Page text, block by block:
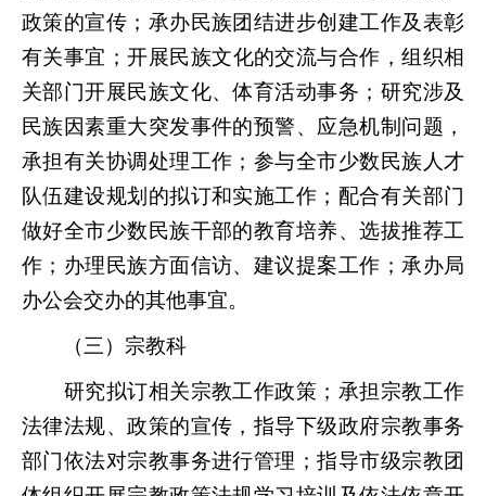
政策的宣传；承办民族团结进步创建工作及表彰
有关事宜；开展民族文化的交流与合作，组织相
关部门开展民族文化、体育活动事务；研究涉及
民族因素重大突发事件的预警、应急机制问题，
承担有关协调处理工作；参与全市少数民族人才
队伍建设规划的拟订和实施工作；配合有关部门
做好全市少数民族干部的教育培养、选拔推荐工
作；办理民族方面信访、建议提案工作；承办局
办公会交办的其他事宜。
（三）宗教科
研究拟订相关宗教工作政策；承担宗教工作
法律法规、政策的宣传，指导下级政府宗教事务
部门依法对宗教事务进行管理；指导市级宗教团